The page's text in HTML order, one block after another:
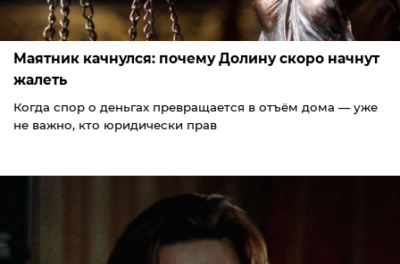
Маятник качнулся: почему Долину скоро начнут
жалеть
Когда спор о деньгах превращается в отъём дома — уже
не важно, кто юридически прав